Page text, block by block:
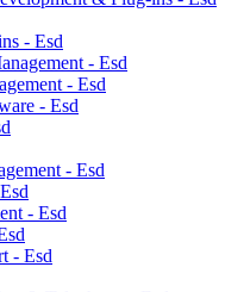
- Esd
- Esd
- Esd
- Esd
- Esd
- Esd
- Esd